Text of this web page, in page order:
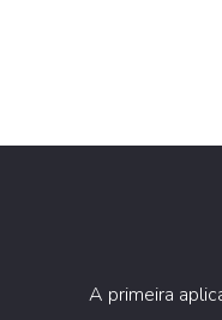
A primeira